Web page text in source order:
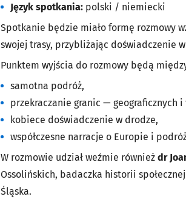
Język spotkania: polski / niemiecki
Spotkanie będzie miało formę rozmowy
swojej trasy, przybliżając doświadczenie
Punktem wyjścia do rozmowy będą
samotna podróż,
przekraczanie granic — geograficznych i
kobiece doświadczenie w drodze,
współczesne narracje o Europie i
W rozmowie udział weźmie również dr
Ossolińskich, badaczka historii
Śląska.